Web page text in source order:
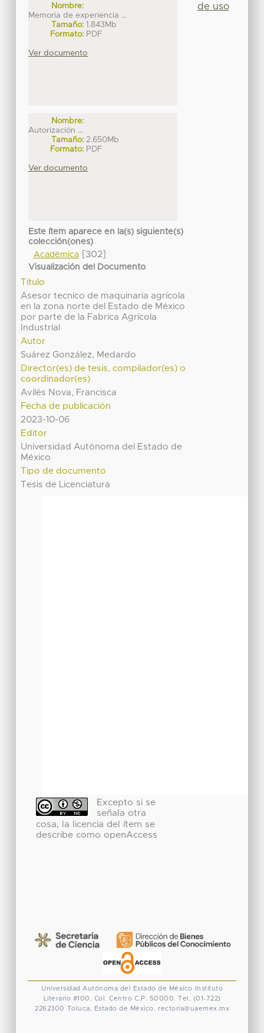
Nombre:
Memoria de experiencia ...
Tamaño: 1.843Mb
Formato: PDF
Ver documento
Nombre:
Autorización ...
Tamaño: 2.650Mb
Formato: PDF
Ver documento
Este ítem aparece en la(s) siguiente(s)
colección(ones)
Académica[302]
Visualización del Documento
Título
Asesor tecnico de maquinaria agrícola
en la zona norte del Estado de México
por parte de la Fabrica Agrícola
Industrial
Autor
Suárez González, Medardo
Director(es) de tesis, compilador(es) o
coordinador(es)
Avilés Nova, Francisca
Fecha de publicación
2023-10-06
Editor
Universidad Autónoma del Estado de
México
Tipo de documento
Tesis de Licenciatura
Excepto si se
señala otra
cosa, la licencia del ítem se
describe como openAccess
de uso
Universidad Autónoma del Estado de México
Instituto
Literario #100. Col. Centro C.P. 50000. Tel. (01-722)
2262300 Toluca, Estado de México. rectoria@uaemex.mx